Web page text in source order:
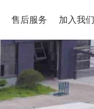
售后服务 加入我们